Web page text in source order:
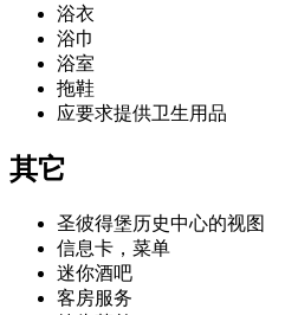
浴衣
浴巾
浴室
拖鞋
应要求提供卫生用品
其它
圣彼得堡历史中心的视图
信息卡，菜单
迷你酒吧
客房服务